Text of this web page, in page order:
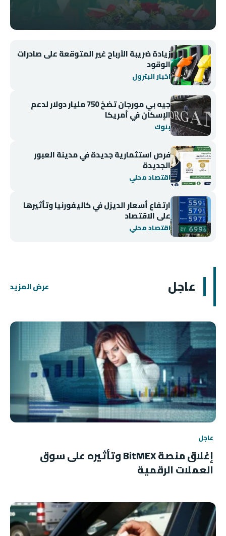
زيادة ضريبة الأرباح غير المتوقعة على صادرات
الوقود
اخبار البترول
جيه بي مورجان تضخ 750 مليار دولار لدعم
الإسكان في أمريكا
بنوك
فرص استثمارية جديدة في مدينة العبور
الجديدة
اقتصاد محلي
ارتفاع أسعار الديزل في كاليفورنيا وتأثيرها
على الاقتصاد
اقتصاد محلي
عاجل عرض المزيد
عاجل
إغلاق منصة BitMEX وتأثيره على سوق
العملات الرقمية